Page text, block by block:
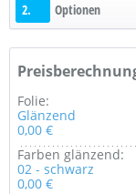
2. Optionen
Folie:
Glänzend
0,00 €
Farben glänzend:
02 - schwarz
0,00 €